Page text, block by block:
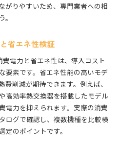
がりやすいため、専門業者への相
省エネ性検証
電力と省エネ性は、導入コスト
要素です。省エネ性能の高いモデ
削減が期待できます。例えば、
高効率熱交換器を搭載したモデル
電力を抑えられます。実際の消費
ログで確認し、複数機種を比較検
のポイントです。